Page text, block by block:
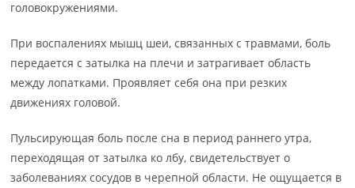
головокружениями.
При воспалениях мышц шеи, связанных с травмами, боль
передается с затылка на плечи и затрагивает область
между лопатками. Проявляет себя она при резких
движениях головой.
Пульсирующая боль после сна в период раннего утра,
переходящая от затылка ко лбу, свидетельствует о
заболеваниях сосудов в черепной области. Не ощущается в